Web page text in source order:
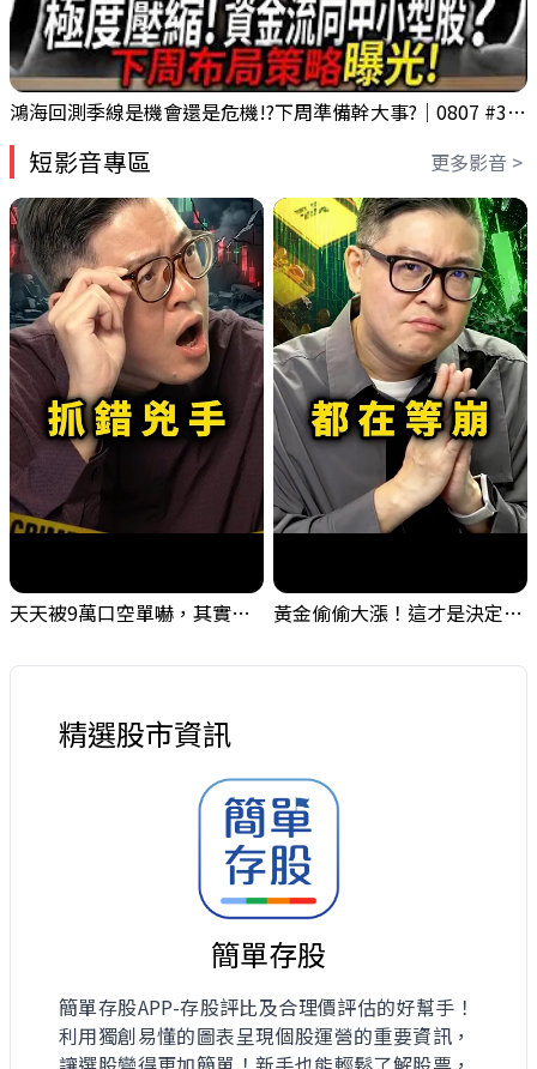
鴻海回測季線是機會還是危機!?下周準備幹大事?｜0807 #3661 #2317 #2317鴻海
短影音專區 更多影音 >
天天被9萬口空單嚇，其實你盯錯地方了｜Mr.Jimmy高志銘 #台股 #外資期貨 #融資 黃金偷偷大漲！這才是決定台股生死的「真風向球」！｜Mr.Jimmy高志銘 #黃金 #美元指數 #聯準會
精選股市資訊
簡單存股
簡單存股APP-存股評比及合理價評估的好幫手！
利用獨創易懂的圖表呈現個股運營的重要資訊，